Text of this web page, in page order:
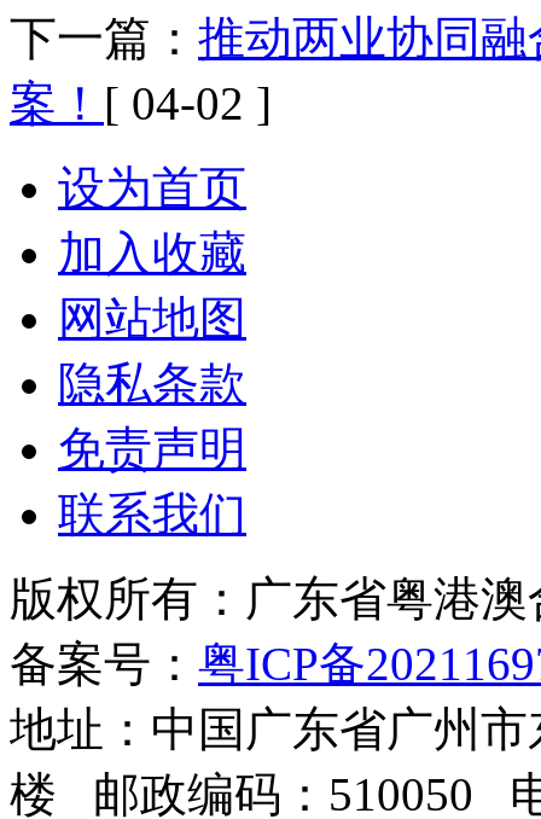
下一篇： 推动两业协同
案！ [ 04-02 ]
设为首页
加入收藏
网站地图
隐私条款
免责声明
联系我们
版权所有：广东省粤港
备案号： 粤ICP备
地址：中国广东省广州
楼 邮政编码：510050